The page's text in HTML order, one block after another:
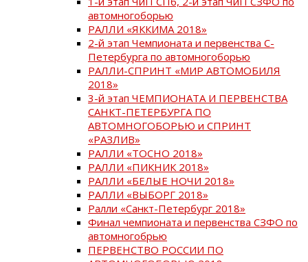
автомногоборью
РАЛЛИ «ЯККИМА 2018»
2-й этап Чемпионата и первенства С-
Петербурга по автомногоборью
РАЛЛИ-СПРИНТ «МИР АВТОМОБИЛЯ
2018»
3-й этап ЧЕМПИОНАТА И ПЕРВЕНСТВА
САНКТ-ПЕТЕРБУРГА ПО
АВТОМНОГОБОРЬЮ и СПРИНТ
«РАЗЛИВ»
РАЛЛИ «ТОСНО 2018»
РАЛЛИ «ПИКНИК 2018»
РАЛЛИ «БЕЛЫЕ НОЧИ 2018»
РАЛЛИ «ВЫБОРГ 2018»
Ралли «Санкт-Петербург 2018»
Финал чемпионата и первенства СЗФО по
автомногобрью
ПЕРВЕНСТВО РОССИИ ПО